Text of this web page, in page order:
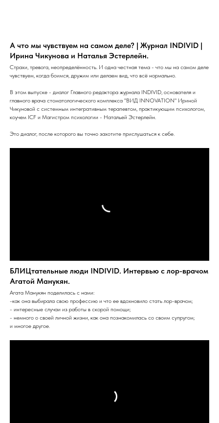
А что мы чувствуем на самом деле? | Журнал INDIVID |
Ирина Чикунова и Наталья Эстерлейн.
Страхи, тревога, неопределённость. И одна честная тема - что мы на самом деле
чувствуем, когда боимся, дружим или делаем вид, что всё нормально.
В этом выпуске - диалог Главного редактора журнала INDIVID, основателя и
главного врача стоматологического комплекса "ВИД INNOVATION" Ириной
Чикуновой с системным интегративным терапевтом, практикующим психологом,
коучем ICF и Магистром психологии - Натальей Эстерлейн.
Это диалог, после которого вы точно захотите прислушаться к себе.
БЛИЦтательные люди INDIVID. Интервью с лор-врачом
Агатой Манукян.
Агата Манукян поделилась с нами:
-как она выбирала свою профессию и что ее вдохновило стать лор-врачом;
- интересные случаи из работы в скорой помощи;
- немного о своей личной жизни, как она познакомилась со своим супругом;
и многое другое.